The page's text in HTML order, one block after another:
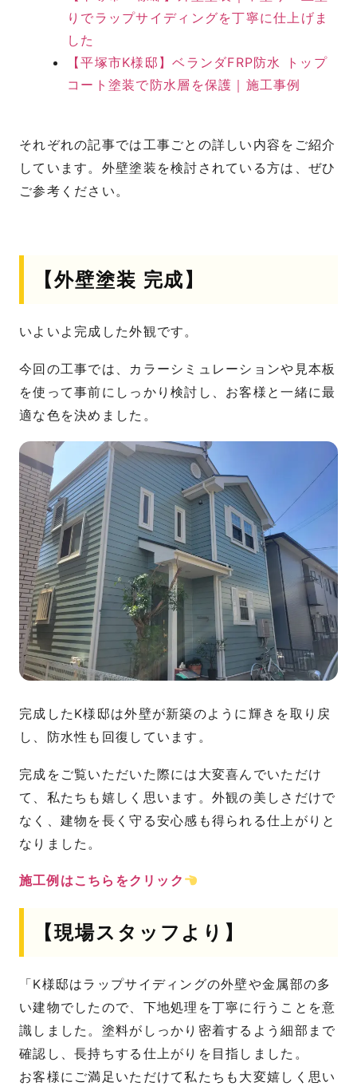
りでラップサイディングを丁寧に仕上げま
した
【平塚市K様邸】ベランダFRP防水 トップ
コート塗装で防水層を保護｜施工事例
それぞれの記事では工事ごとの詳しい内容をご紹介
しています。外壁塗装を検討されている方は、ぜひ
ご参考ください。
【外壁塗装 完成】
いよいよ完成した外観です。
今回の工事では、カラーシミュレーションや見本板
を使って事前にしっかり検討し、お客様と一緒に最
適な色を決めました。
完成したK様邸は外壁が新築のように輝きを取り戻
し、防水性も回復しています。
完成をご覧いただいた際には大変喜んでいただけ
て、私たちも嬉しく思います。外観の美しさだけで
なく、建物を長く守る安心感も得られる仕上がりと
なりました。
施工例はこちらをクリック
【現場スタッフより】
「K様邸はラップサイディングの外壁や金属部の多
い建物でしたので、下地処理を丁寧に行うことを意
識しました。塗料がしっかり密着するよう細部まで
確認し、長持ちする仕上がりを目指しました。
お客様にご満足いただけて私たちも大変嬉しく思い